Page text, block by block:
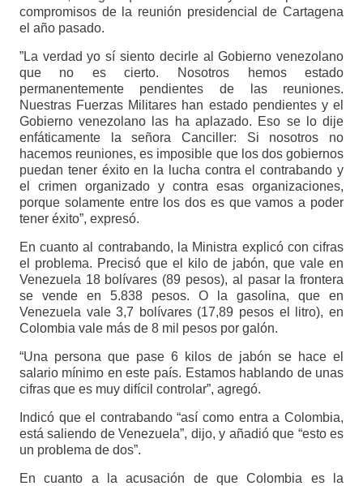
compromisos de la reunión presidencial de Cartagena
el año pasado.
”La verdad yo sí siento decirle al Gobierno venezolano
que no es cierto. Nosotros hemos estado
permanentemente pendientes de las reuniones.
Nuestras Fuerzas Militares han estado pendientes y el
Gobierno venezolano las ha aplazado. Eso se lo dije
enfáticamente la señora Canciller: Si nosotros no
hacemos reuniones, es imposible que los dos gobiernos
puedan tener éxito en la lucha contra el contrabando y
el crimen organizado y contra esas organizaciones,
porque solamente entre los dos es que vamos a poder
tener éxito”, expresó.
En cuanto al contrabando, la Ministra explicó con cifras
el problema. Precisó que el kilo de jabón, que vale en
Venezuela 18 bolívares (89 pesos), al pasar la frontera
se vende en 5.838 pesos. O la gasolina, que en
Venezuela vale 3,7 bolívares (17,89 pesos el litro), en
Colombia vale más de 8 mil pesos por galón.
“Una persona que pase 6 kilos de jabón se hace el
salario mínimo en este país. Estamos hablando de unas
cifras que es muy difícil controlar”, agregó.
Indicó que el contrabando “así como entra a Colombia,
está saliendo de Venezuela”, dijo, y añadió que “esto es
un problema de dos”.
En cuanto a la acusación de que Colombia es la